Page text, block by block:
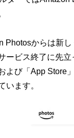
Photosからは新
ービス終了に先
よび「App Store
います。